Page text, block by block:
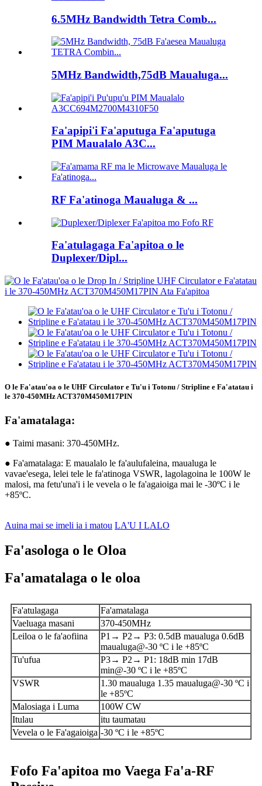
6.5MHz Bandwidth Tetra Comb...
5MHz Bandwidth,75dB Maualuga...
Fa'apipi'i Fa'aputuga Fa'aputuga
PIM Maualalo A3C...
RF Fa'atinoga Maualuga & ...
Fa'atulagaga Fa'apitoa o le
Duplexer/Dipl...
O le Fa'atau'oa o le UHF Circulator e Tu'u i Totonu / Stripline e Fa'atatau i
le 370-450MHz ACT370M450M17PIN
Fa'amatalaga:
● Taimi masani: 370-450MHz.
● Fa'amatalaga: E maualalo le fa'aulufaleina, maualuga le
vavae'esega, lelei tele le fa'atinoga VSWR, lagolagoina le 100W le
malosi, ma fetu'una'i i le vevela o le fa'agaioiga mai le -30ºC i le
+85ºC.
Auina mai se imeli ia i matou LA'U I LALO
Fa'asologa o le Oloa
Fa'amatalaga o le oloa
Fa'atulagaga
Fa'amatalaga
Vaeluaga masani
370-450MHz
Leiloa o le fa'aofiina
P1→ P2→ P3: 0.5dB maualuga 0.6dB
maualuga@-30 ºC i le +85ºC
Tu'ufua
P3→ P2→ P1: 18dB min 17dB
min@-30 ºC i le +85ºC
VSWR
1.30 maualuga 1.35 maualuga@-30 ºC i
le +85ºC
Malosiaga i Luma
100W CW
Itulau
itu taumatau
Vevela o le Fa'agaioiga -30 ºC i le +85ºC
Fofo Fa'apitoa mo Vaega Fa'a-RF